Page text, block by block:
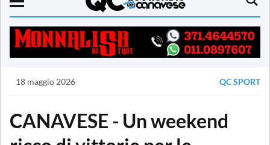
18 maggio 2026 QC SPORT
CANAVESE - Un weekend